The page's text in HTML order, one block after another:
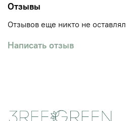
Водоросли предохраняют кожу
практически все известные
Отзывы
Отзывов еще никто не оставлял
Написать отзыв